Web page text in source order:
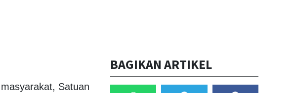
Satuan
BAGIKAN ARTIKEL